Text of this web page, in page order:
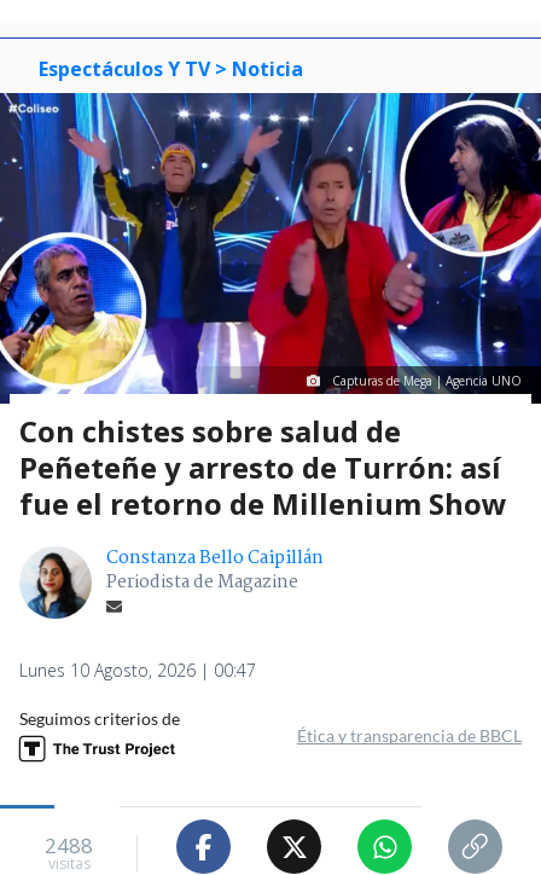
Espectáculos Y TV > Noticia
Capturas de Mega | Agencia UNO
Con chistes sobre salud de
Peñeteñe y arresto de Turrón: así
fue el retorno de Millenium Show
Constanza Bello Caipillán
Periodista de Magazine
Lunes 10 Agosto, 2026 | 00:47
Seguimos criterios de
Ética y transparencia de BBCL
2488
visitas